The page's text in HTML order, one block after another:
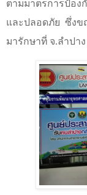
ตามมาตรการป้อง
และปลอดภัย ซึ่งข
มารักษาที่ จ.ลำปาง